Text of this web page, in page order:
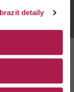
detaily